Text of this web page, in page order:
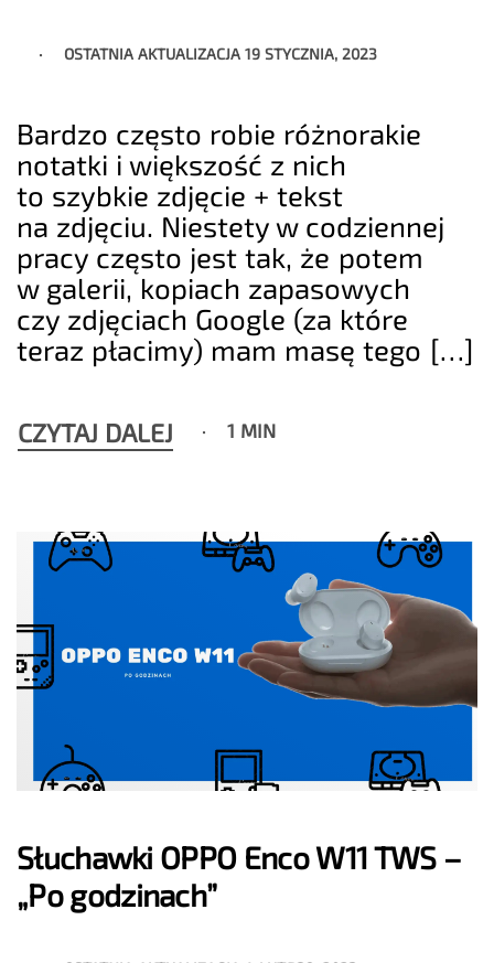
OSTATNIA AKTUALIZACJA19 STYCZNIA, 2023
Bardzo często robie różnorakie
notatki i większość z nich
to szybkie zdjęcie + tekst
na zdjęciu. Niestety w codziennej
pracy często jest tak, że potem
w galerii, kopiach zapasowych
czy zdjęciach Google (za które
teraz płacimy) mam masę tego […]
CZYTAJ DALEJ 1 MIN
Słuchawki OPPO Enco W11 TWS –
„Po godzinach”